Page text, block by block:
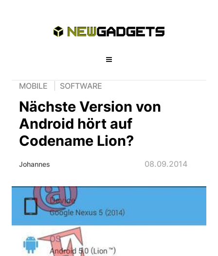
MOBILE SOFTWARE
Nächste Version von
Android hört auf
Codename Lion?
Johannes 08.09.2014